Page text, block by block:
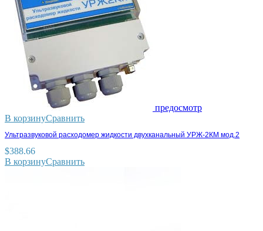
предосмотр
В корзинуСравнить
Ультразвуковой расходомер жидкости двухканальный УРЖ-2КМ мод.2
$388.66
В корзинуСравнить